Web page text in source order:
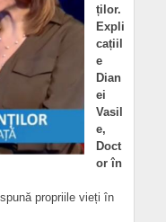
ților.
Expli
cațiil
e
Dian
ei
Vasil
e,
Doct
or în
propriile vieți în